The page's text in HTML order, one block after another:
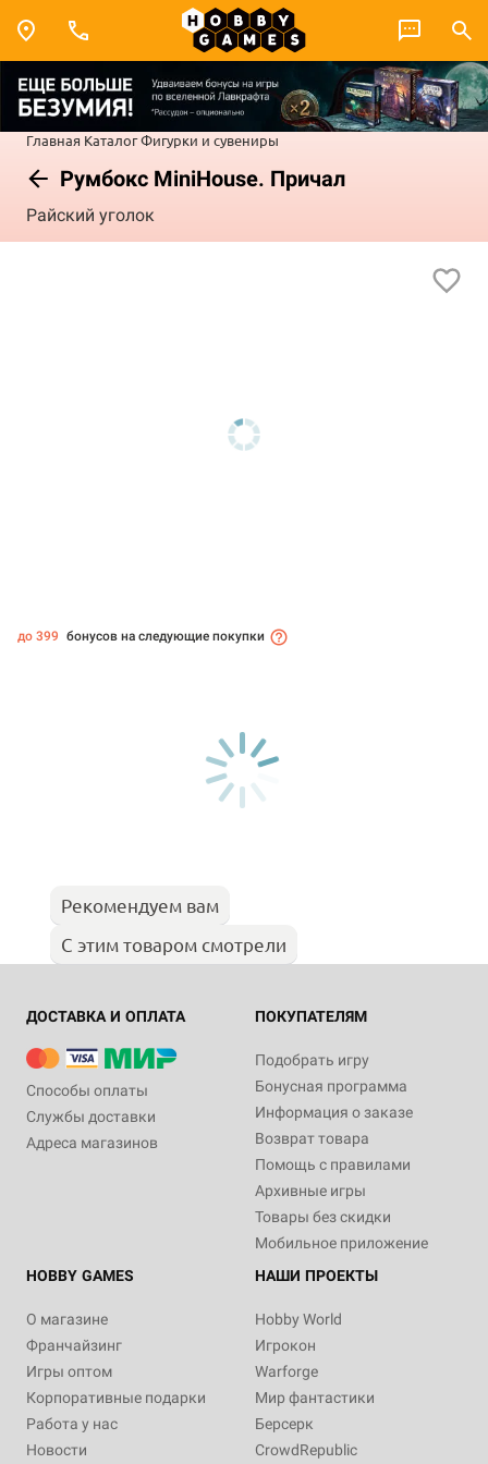
Главная КаталогФигурки и сувениры
Румбокс MiniHouse. Причал
Райский уголок
до 399 бонусов на следующие покупки
Рекомендуем вам
С этим товаром смотрели
ДОСТАВКА И ОПЛАТА
Способы оплаты
Службы доставки
Адреса магазинов
ПОКУПАТЕЛЯМ
Подобрать игру
Бонусная программа
Информация о заказе
Возврат товара
Помощь с правилами
Архивные игры
Товары без скидки
Мобильное приложение
HOBBY GAMES
О магазине
Франчайзинг
Игры оптом
Корпоративные подарки
Работа у нас
Новости
НАШИ ПРОЕКТЫ
Hobby World
Игрокон
Warforge
Мир фантастики
Берсерк
CrowdRepublic